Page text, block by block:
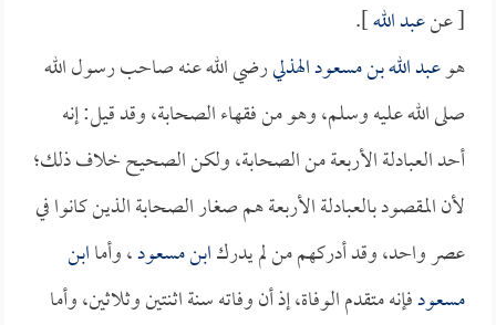
[ عنعبد الله].
هوعبد الله بن مسعود الهذليرضي الله عنه صاحب رسول الله
صلى الله عليه وسلم، وهو من فقهاء الصحابة، وقد قيل: إنه
أحد العبادلة الأربعة من الصحابة، ولكن الصحيح خلاف ذلك؛
لأن المقصود بالعبادلة الأربعة هم صغار الصحابة الذين كانوا في
عصر واحد، وقد أدركهم من لم يدركابن مسعود، وأماابن
مسعودفإنه متقدم الوفاة، إذ أن وفاته سنة اثنتين وثلاثين، وأما